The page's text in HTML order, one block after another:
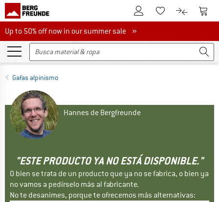
A la cuenta de cliente
A la lista de
A la A la
Up to 50% off now in our summer sale
Up to 50% off now in our summer sale »
Gafas alpinismo
Hannes de Bergfreunde
"ESTE PRODUCTO YA NO ESTÁ DISPONIBLE."
O bien se trata de un producto que ya no se fabrica, o bien ya
no vamos a pedírselo más al fabricante.
No te desanimes, porque te ofrecemos más alternativas: